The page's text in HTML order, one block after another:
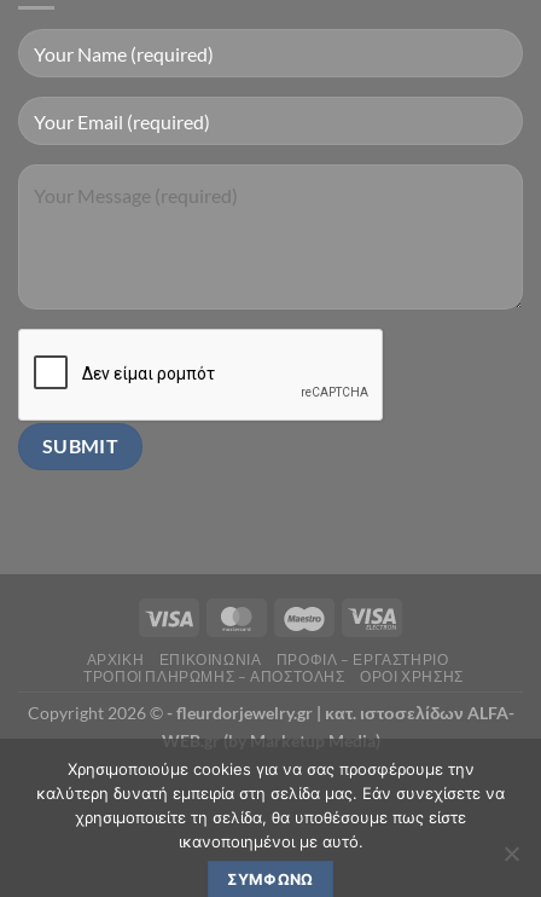
ΑΡΧΙΚΗ ΕΠΙΚΟΙΝΩΝΙΑ
ΠΡΟΦΙΛ – ΕΡΓΑΣΤΗΡΙΟ
ΤΡΟΠΟΙ ΠΛΗΡΩΜΗΣ – ΑΠΟΣΤΟΛΗΣ
ΟΡΟΙ ΧΡΗΣΗΣ
Copyright 2026 ©- fleurdorjewelry.gr | κατ. ιστοσελίδων ALFA-
WEB.gr (by Marketup Media)
Χρησιμοποιούμε cookies για να σας προσφέρουμε την
καλύτερη δυνατή εμπειρία στη σελίδα μας. Εάν συνεχίσετε να
χρησιμοποιείτε τη σελίδα, θα υποθέσουμε πως είστε
ικανοποιημένοι με αυτό.
ΣΥΜΦΩΝΏ